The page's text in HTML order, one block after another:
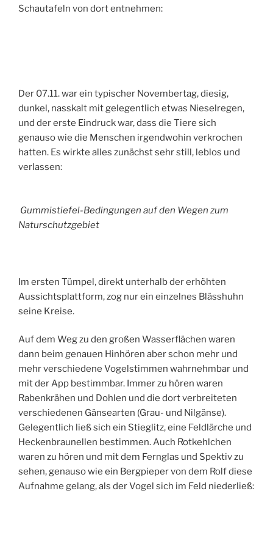
Schautafeln von dort entnehmen:
Der 07.11. war ein typischer Novembertag, diesig,
dunkel, nasskalt mit gelegentlich etwas Nieselregen,
und der erste Eindruck war, dass die Tiere sich
genauso wie die Menschen irgendwohin verkrochen
hatten. Es wirkte alles zunächst sehr still, leblos und
verlassen:
Gummistiefel-Bedingungen auf den Wegen zum
Naturschutzgebiet
Im ersten Tümpel, direkt unterhalb der erhöhten
Aussichtsplattform, zog nur ein einzelnes Blässhuhn
seine Kreise.
Auf dem Weg zu den großen Wasserflächen waren
dann beim genauen Hinhören aber schon mehr und
mehr verschiedene Vogelstimmen wahrnehmbar und
mit der App bestimmbar. Immer zu hören waren
Rabenkrähen und Dohlen und die dort verbreiteten
verschiedenen Gänsearten (Grau- und Nilgänse).
Gelegentlich ließ sich ein Stieglitz, eine Feldlärche und
Heckenbraunellen bestimmen. Auch Rotkehlchen
waren zu hören und mit dem Fernglas und Spektiv zu
sehen, genauso wie ein Bergpieper von dem Rolf diese
Aufnahme gelang, als der Vogel sich im Feld niederließ: